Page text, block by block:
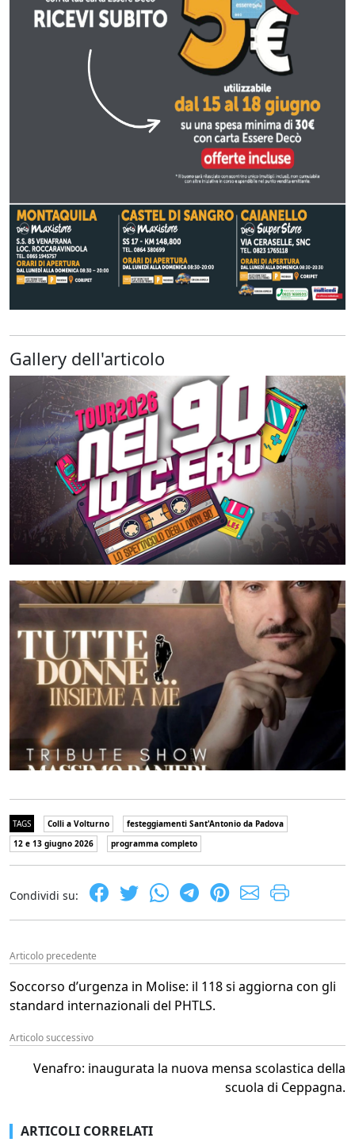
Gallery dell'articolo
TAGS Colli a Volturno
festeggiamenti Sant'Antonio da Padova
12 e 13 giugno 2026
programma completo
Condividi su:
Articolo precedente
Soccorso d’urgenza in Molise: il 118 si aggiorna con gli
standard internazionali del PHTLS.
Articolo successivo
Venafro: inaugurata la nuova mensa scolastica della
scuola di Ceppagna.
ARTICOLI CORRELATI